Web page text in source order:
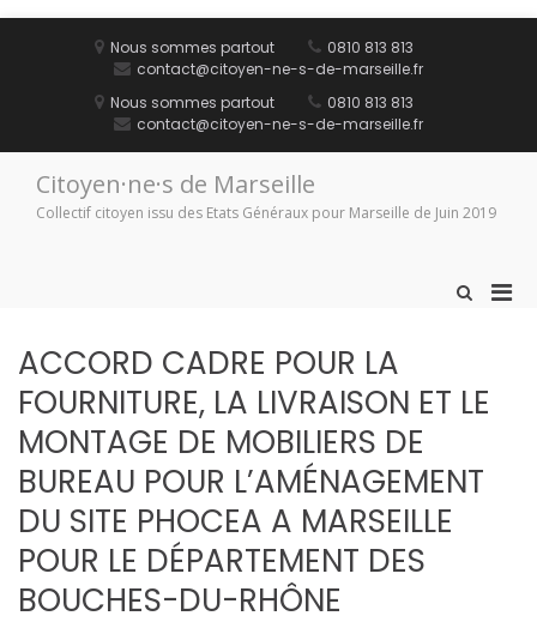
Nous sommes partout
0810 813 813
contact@citoyen-ne-s-de-marseille.fr
Nous sommes partout
0810 813 813
contact@citoyen-ne-s-de-marseille.fr
Citoyen·ne·s de Marseille
Collectif citoyen issu des Etats Généraux pour Marseille de Juin 2019
Afficher
ACCORD CADRE POUR LA
FOURNITURE, LA LIVRAISON ET LE
MONTAGE DE MOBILIERS DE
BUREAU POUR L’AMÉNAGEMENT
DU SITE PHOCEA A MARSEILLE
POUR LE DÉPARTEMENT DES
BOUCHES-DU-RHÔNE